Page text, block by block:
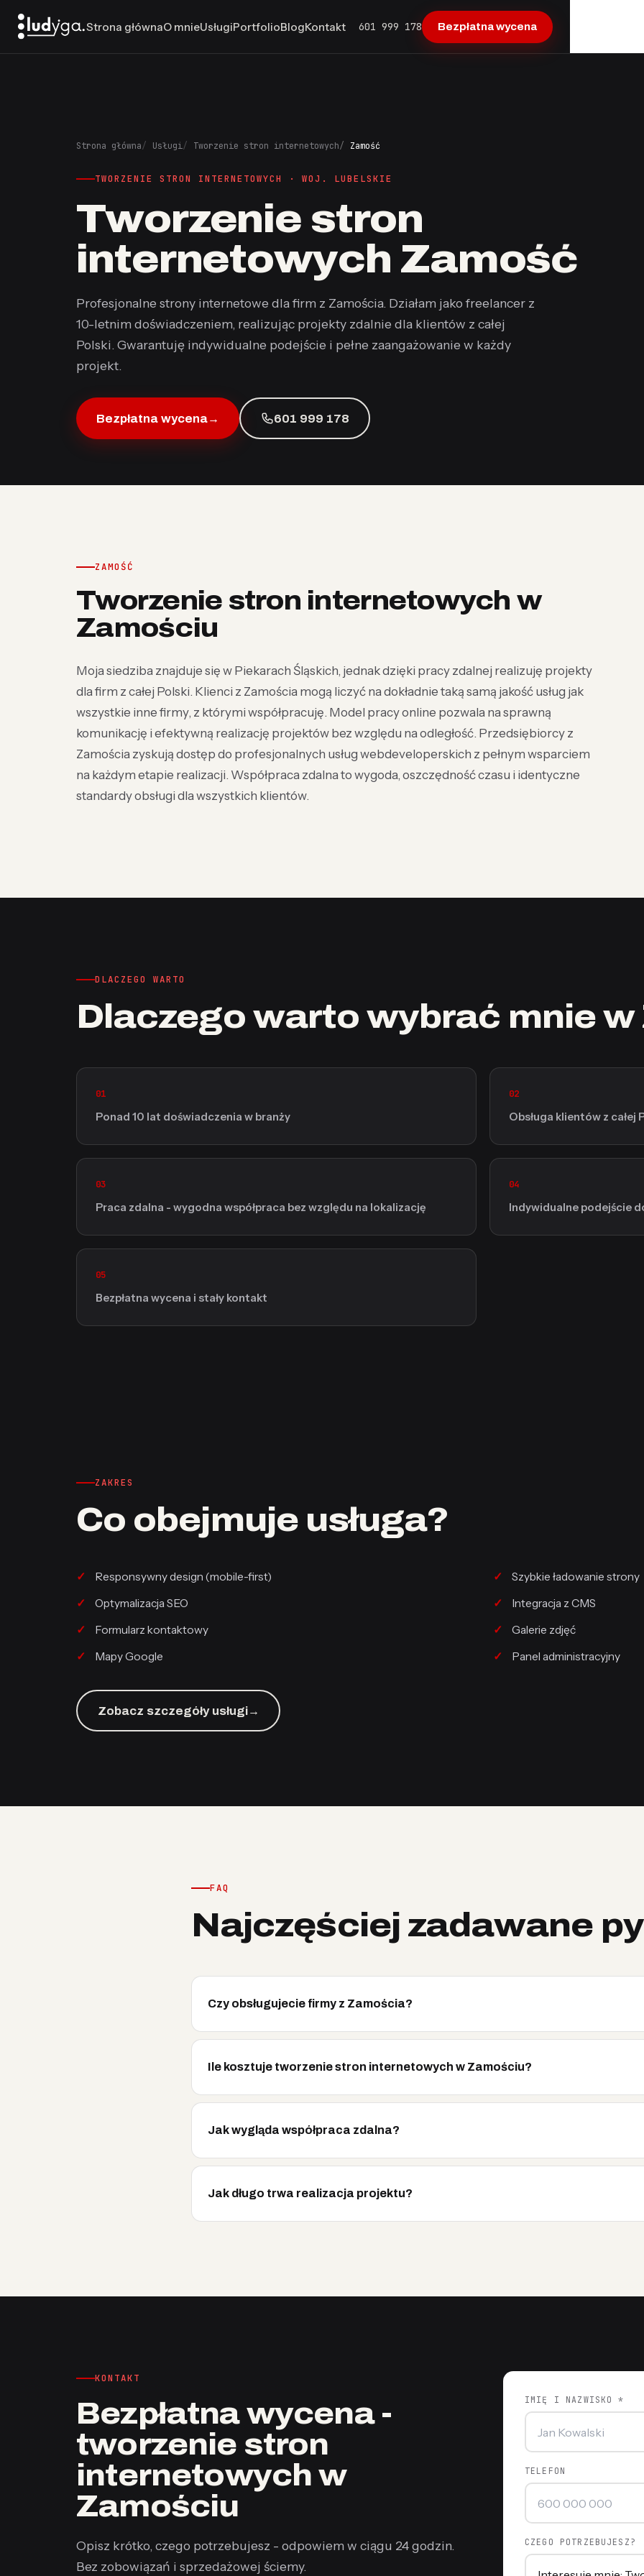
Strona głównaO mnieUsługiPortfolioBlogKontakt 601 999 178 Bezpłatna wycena
Strona główna Usługi Tworzenie stron internetowych Zamość
TWORZENIE STRON INTERNETOWYCH · WOJ. LUBELSKIE
Tworzenie stron
internetowych Zamość
Profesjonalne strony internetowe dla firm z Zamościa. Działam jako freelancer z
10-letnim doświadczeniem, realizując projekty zdalnie dla klientów z całej
Polski. Gwarantuję indywidualne podejście i pełne zaangażowanie w każdy
projekt.
Bezpłatna wycena→ 601 999 178
ZAMOŚĆ
Tworzenie stron internetowych w
Zamościu
Moja siedziba znajduje się w Piekarach Śląskich, jednak dzięki pracy zdalnej realizuję projekty
dla firm z całej Polski. Klienci z Zamościa mogą liczyć na dokładnie taką samą jakość usług jak
wszystkie inne firmy, z którymi współpracuję. Model pracy online pozwala na sprawną
komunikację i efektywną realizację projektów bez względu na odległość. Przedsiębiorcy z
Zamościa zyskują dostęp do profesjonalnych usług webdeveloperskich z pełnym wsparciem
na każdym etapie realizacji. Współpraca zdalna to wygoda, oszczędność czasu i identyczne
standardy obsługi dla wszystkich klientów.
DLACZEGO WARTO
Dlaczego warto wybrać mnie
01
Ponad 10 lat doświadczenia w branży
02
Obsługa klientów z całej
03
Praca zdalna - wygodna współpraca bez względu na lokalizację
04
Indywidualne podejście
05
Bezpłatna wycena i stały kontakt
ZAKRES
Co obejmuje usługa?
Responsywny design (mobile-first)
Szybkie ładowanie strony
Optymalizacja SEO
Integracja z CMS
Formularz kontaktowy
Galerie zdjęć
Mapy Google
Panel administracyjny
Zobacz szczegóły usługi→
FAQ
Najczęściej zadawane
Czy obsługujecie firmy z Zamościa?
Ile kosztuje tworzenie stron internetowych w Zamościu?
Jak wygląda współpraca zdalna?
Jak długo trwa realizacja projektu?
KONTAKT
Bezpłatna wycena -
tworzenie stron
internetowych w
Zamościu
Opisz krótko, czego potrzebujesz - odpowiem w ciągu 24 godzin.
Bez zobowiązań i sprzedażowej ściemy.
IMIĘ I NAZWISKO *
TELEFON
CZEGO POTRZEBUJESZ?